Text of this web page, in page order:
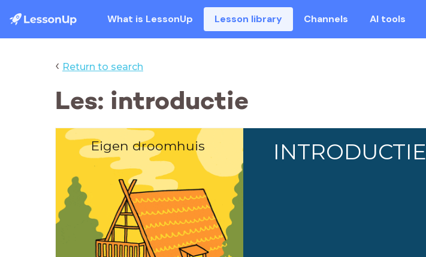
What is LessonUp Lesson library Channels AI tools
‹ Return to search
Les: introductie
INTRODUCTIE
Eigen droomhuis